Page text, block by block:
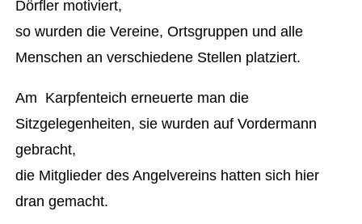
Dörfler motiviert,
so wurden die Vereine, Ortsgruppen und alle
Menschen an verschiedene Stellen platziert.
Am Karpfenteich erneuerte man die
Sitzgelegenheiten, sie wurden auf Vordermann
gebracht,
die Mitglieder des Angelvereins hatten sich hier
dran gemacht.